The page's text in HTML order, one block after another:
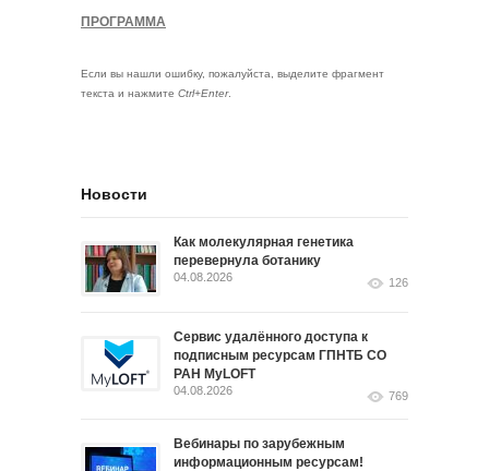
ПРОГРАММА
Если вы нашли ошибку, пожалуйста, выделите фрагмент
текста и нажмите Ctrl+Enter.
Новости
Как молекулярная генетика
перевернула ботанику
04.08.2026 126
Сервис удалённого доступа к
подписным ресурсам ГПНТБ СО
РАН MyLOFT
04.08.2026 769
Вебинары по зарубежным
информационным ресурсам!